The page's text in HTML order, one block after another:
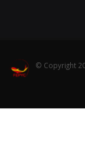
© Copyright